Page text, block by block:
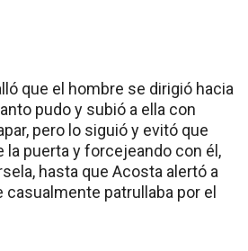
que el hombre se dirigió hacia
pudo y subió a ella con
pero lo siguió y evitó que
la puerta y forcejeando con él,
hasta que Acosta alertó a
casualmente patrullaba por el